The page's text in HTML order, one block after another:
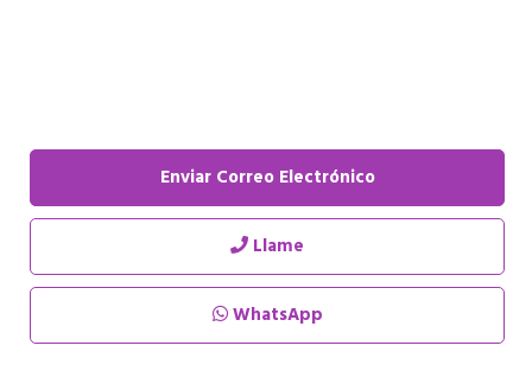
Enviar Correo Electrónico
Llame
WhatsApp